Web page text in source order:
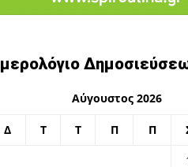
Αύγουστος 2026
Δ Τ Τ Π Π